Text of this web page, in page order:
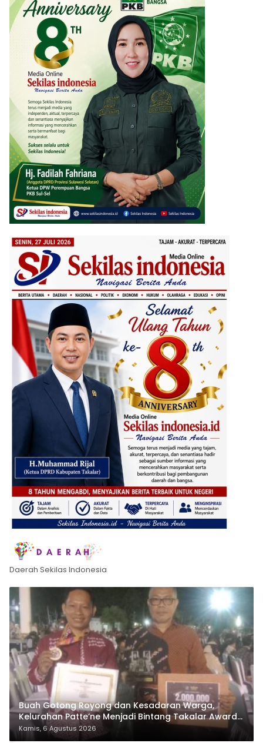
Daerah Sekilas Indonesia
Buah Gotong Royong dan Kesadaran Warga,
Kelurahan Patte’ne Menjadi Bintang Takalar Award
2026
Kamis, 6 Agustus 2026